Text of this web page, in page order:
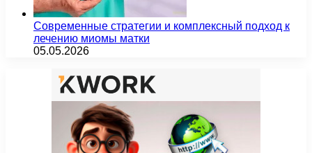
Современные стратегии и комплексный подход к
лечению миомы матки
05.05.2026